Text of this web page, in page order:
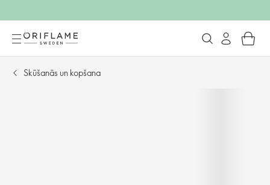
Skūšanās un kopšana